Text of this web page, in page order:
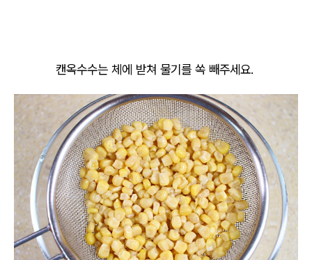
캔옥수수는 체에 받쳐 물기를 쏙 빼주세요.